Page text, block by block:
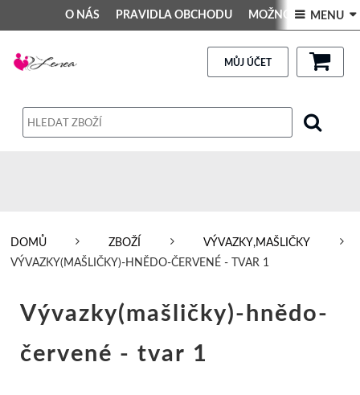
O NÁS PRAVIDLA OBCHODU MOŽNOSTI PLATBY
DEKORACE DO INTERIÉRU Kontakt GALERIE
 MENU 
MŮJ ÚČET
DOMŮ ZBOŽÍ
VÝVAZKY,MAŠLIČKY
VÝVAZKY(MAŠLIČKY)-HNĚDO-ČERVENÉ - TVAR 1
Vývazky(mašličky)-hnědo-
červené - tvar 1